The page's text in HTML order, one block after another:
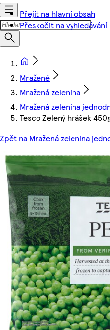
Přejít na hlavní obsah
Přeskočit na vyhledávání
Mražené
Mražená zelenina
Mražená zelenina
Tesco Zelený hrášek
Zpět na Mražená zelenina